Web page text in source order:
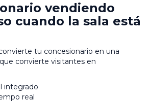
vendiendo
cuando la sala está
tu concesionario en una
convierte visitantes en
integrado
real